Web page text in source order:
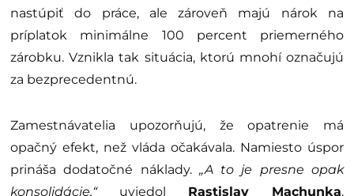
nastúpiť do práce, ale zároveň majú nárok na
príplatok minimálne 100 percent priemerného
zárobku. Vznikla tak situácia, ktorú mnohí označujú
za bezprecedentnú.
Zamestnávatelia upozorňujú, že opatrenie má
opačný efekt, než vláda očakávala. Namiesto úspor
prináša dodatočné náklady. „A to je presne opak
konsolidácie,“uviedol Rastislav Machunka,